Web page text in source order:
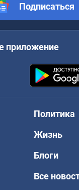
Подписаться
приложение
Политика
Жизнь
Блоги
Все